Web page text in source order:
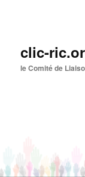
clic-
le Comité de